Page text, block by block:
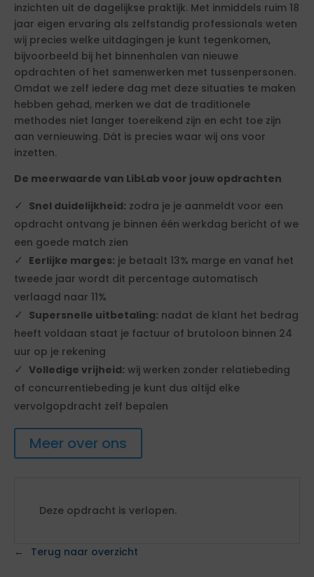
inzichten uit de dagelijkse praktijk. Met inmiddels ruim 18
jaar eigen ervaring als zelfstandig professionals weten
wij precies welke uitdagingen je kunt tegenkomen,
bijvoorbeeld bij het binnenhalen van nieuwe
opdrachten of het samenwerken met tussenpersonen.
Omdat we zelf iedere dag met deze situaties te maken
hebben gehad, merken we dat de traditionele
methodes niet langer toereikend zijn en echt toe zijn
aan vernieuwing. Dát is precies waar wij ons voor
inzetten.
De meerwaarde van LibLab voor jouw opdrachten
Snel duidelijkheid: zodra je je aanmeldt voor een
opdracht ontvang je binnen één werkdag bericht of we
een goede match zien
Eerlijke marges: je betaalt 13% marge en vanaf het
tweede jaar wordt dit percentage automatisch
verlaagd naar 11%
Supersnelle uitbetaling: nadat de klant het bedrag
heeft voldaan staat je factuur of brutoloon binnen 24
uur op je rekening
Volledige vrijheid: wij werken zonder relatiebeding
of concurrentiebeding je kunt dus altijd elke
vervolgopdracht zelf bepalen
Meer over ons
Deze opdracht is verlopen.
Terug naar overzicht